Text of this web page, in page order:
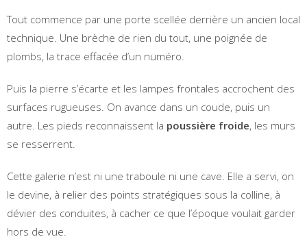
Tout commence par une porte scellée derrière un ancien local
technique. Une brèche de rien du tout, une poignée de
plombs, la trace effacée d’un numéro.
Puis la pierre s’écarte et les lampes frontales accrochent des
surfaces rugueuses. On avance dans un coude, puis un
autre. Les pieds reconnaissent la poussière froide, les murs
se resserrent.
Cette galerie n’est ni une traboule ni une cave. Elle a servi, on
le devine, à relier des points stratégiques sous la colline, à
dévier des conduites, à cacher ce que l’époque voulait garder
hors de vue.